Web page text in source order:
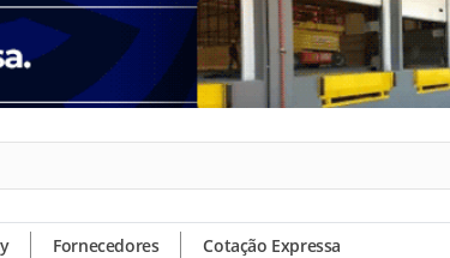
Fornecedores Cotação Expressa